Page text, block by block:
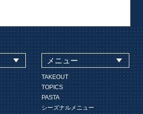
メニュー
TAKEOUT
TOPICS
PASTA
シーズナルメニュー